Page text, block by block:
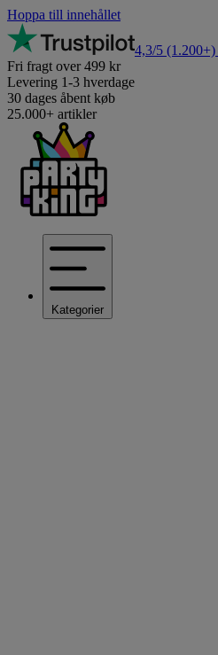
Hoppa till innehållet
4,3/5 (1.200+)
Fri fragt over 499 kr
Levering 1-3 hverdage
30 dages åbent køb
25.000+ artikler
Kategorier